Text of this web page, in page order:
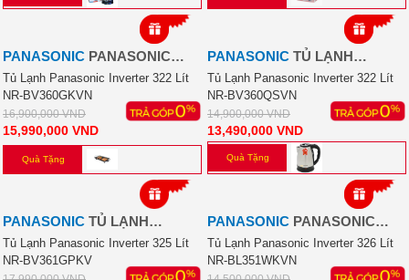
-5%
PANASONIC PANASONIC
INVERTER 322 LÍT
Tủ Lạnh Panasonic Inverter 322 Lít
NR-BV360GKVN
16,900,000VND
15,990,000 VND
Quà Tặng
-9%
PANASONIC TỦ LẠNH
PANASONIC INVERTER 322
LÍT NR-BV360QSVN
Tủ Lạnh Panasonic Inverter 322 Lít
NR-BV360QSVN
14,900,000VND
13,490,000 VND
Quà Tặng
-12%
PANASONIC TỦ LẠNH
PANASONIC INVERTER 325
LÍT NR-BV361GPKV
Tủ Lạnh Panasonic Inverter 325 Lít
NR-BV361GPKV
-17%
PANASONIC PANASONIC
INVERTER 326 LÍT
Tủ Lạnh Panasonic Inverter 326 Lít
NR-BL351WKVN